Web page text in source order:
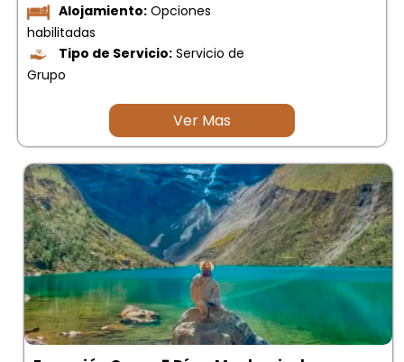
Alojamiento: Opciones
habilitadas
Tipo de Servicio: Servicio de
Grupo
Ver Mas